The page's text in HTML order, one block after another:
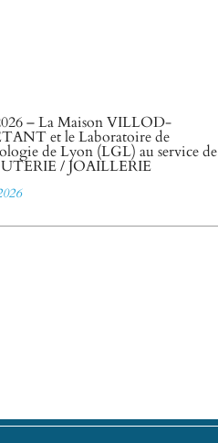
– La Maison VILLOD-
et le Laboratoire de
de Lyon (LGL) au service de
/ JOAILLERIE